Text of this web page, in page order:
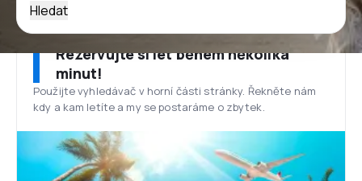
Hledat
Rezervujte si let během několika
minut!
Použijte vyhledávač v horní části stránky. Řekněte nám
kdy a kam letíte a my se postaráme o zbytek.